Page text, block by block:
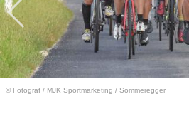
© Fotograf / MJK Sportmarketing / Sommeregger